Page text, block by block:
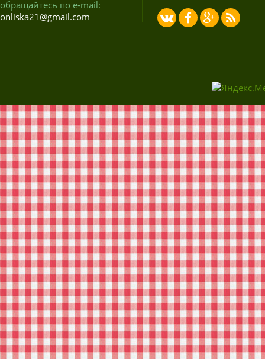
обращайтесь по e-mail:
onliska21@gmail.com